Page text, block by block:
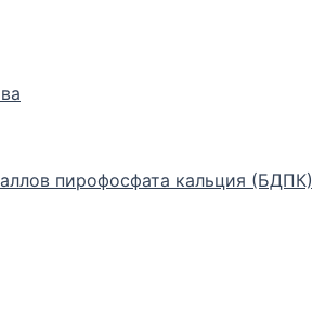
пирофосфата кальция (БДПК)